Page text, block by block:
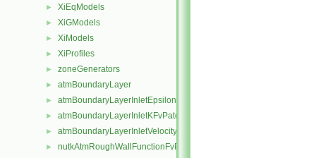
► XiEqModels
► XiGModels
► XiModels
► XiProfiles
► zoneGenerators
► atmBoundaryLayer
► atmBoundaryLayerInletEpsilonFvPatchScalarField
► atmBoundaryLayerInletKFvPatchScalarField
► atmBoundaryLayerInletVelocityFvPatchVectorField
► nutkAtmRoughWallFunctionFvPatchScalarField